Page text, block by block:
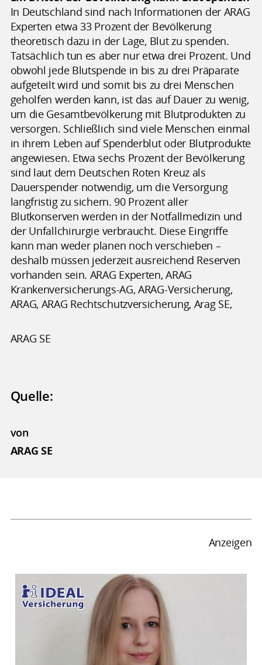
In Deutschland sind nach Informationen der ARAG
Experten etwa 33 Prozent der Bevölkerung
theoretisch dazu in der Lage, Blut zu spenden.
Tatsächlich tun es aber nur etwa drei Prozent. Und
obwohl jede Blutspende in bis zu drei Präparate
aufgeteilt wird und somit bis zu drei Menschen
geholfen werden kann, ist das auf Dauer zu wenig,
um die Gesamtbevölkerung mit Blutprodukten zu
versorgen. Schließlich sind viele Menschen einmal
in ihrem Leben auf Spenderblut oder Blutprodukte
angewiesen. Etwa sechs Prozent der Bevölkerung
sind laut dem Deutschen Roten Kreuz als
Dauerspender notwendig, um die Versorgung
langfristig zu sichern. 90 Prozent aller
Blutkonserven werden in der Notfallmedizin und
der Unfallchirurgie verbraucht. Diese Eingriffe
kann man weder planen noch verschieben –
deshalb müssen jederzeit ausreichend Reserven
vorhanden sein. ARAG Experten, ARAG
Krankenversicherungs-AG, ARAG-Versicherung,
ARAG, ARAG Rechtschutzversicherung, Arag SE,
ARAG SE
Quelle:
von
ARAG SE
Anzeigen